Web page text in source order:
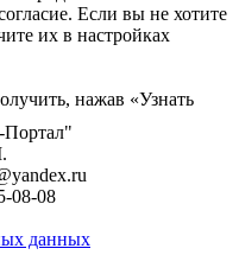
08-08
данных
Если вы не хотите
их в настройках
нажав «Узнать